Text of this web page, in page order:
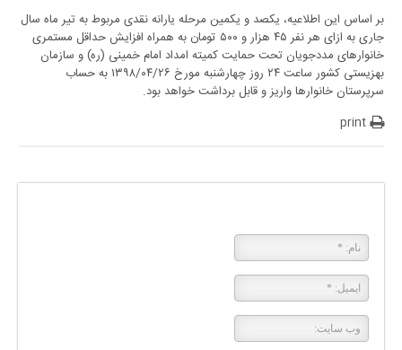
بر اساس این اطلاعیه، یکصد و یکمین مرحله یارانه نقدی مربوط به تیر ماه سال
جاری به ازای هر نفر ۴۵ هزار و ۵۰۰ تومان به همراه افزایش حداقل مستمری
خانوارهای مددجویان تحت حمایت کمیته امداد امام خمینی (ره) و سازمان
بهزیستی کشور ساعت ۲۴ روز چهارشنبه مورخ ۱۳۹۸/۰۴/۲۶ به حساب
سرپرستان خانوارها واریز و قابل برداشت خواهد بود.
print